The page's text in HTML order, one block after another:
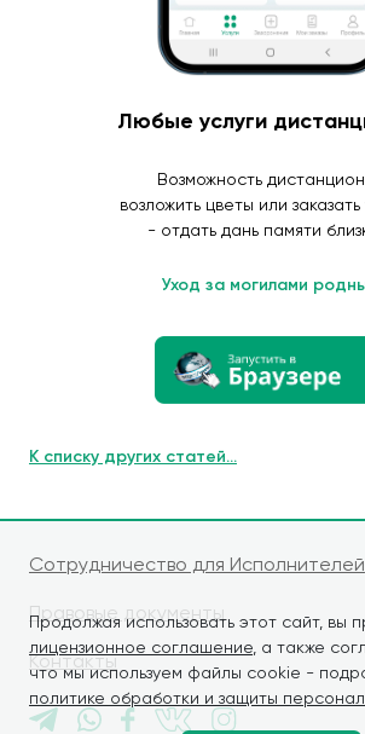
Продолжая использовать этот сайт, вы
лицензионное соглашение , а также
что мы используем файлы cookie -
политике обработки и защиты
Любые услуги
Возможность
возложить цветы или
- отдать дань памяти
Уход за могилами
К списку других статей...
Сотрудничество для Исполнителей
Правовые документы
Контакты